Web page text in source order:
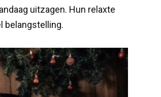
uitzagen. Hun relaxte
belangstelling.